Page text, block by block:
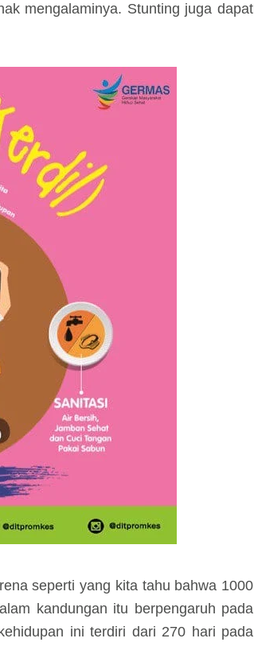
mengalaminya. Stunting juga dapat
seperti yang kita tahu bahwa 1000
kandungan itu berpengaruh pada
ini terdiri dari 270 hari pada